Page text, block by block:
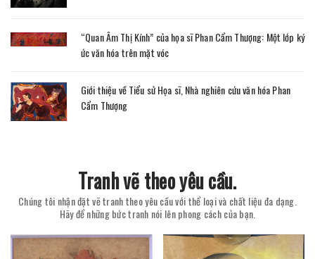
“Quan Âm Thị Kính” của họa sĩ Phan Cẩm Thượng: Một lớp ký
ức văn hóa trên mặt vóc
Giới thiệu về Tiểu sử Họa sĩ, Nhà nghiên cứu văn hóa Phan
Cẩm Thượng
Tranh vẽ theo yêu cầu.
Chúng tôi nhận đặt vẽ tranh theo yêu cầu với thể loại và chất liệu đa dạng.
Hãy để những bức tranh nói lên phong cách của bạn.